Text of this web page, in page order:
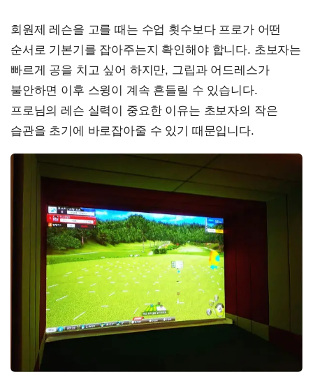
회원제 레슨을 고를 때는 수업 횟수보다 프로가 어떤
순서로 기본기를 잡아주는지 확인해야 합니다. 초보자는
빠르게 공을 치고 싶어 하지만, 그립과 어드레스가
불안하면 이후 스윙이 계속 흔들릴 수 있습니다.
프로님의 레슨 실력이 중요한 이유는 초보자의 작은
습관을 초기에 바로잡아줄 수 있기 때문입니다.